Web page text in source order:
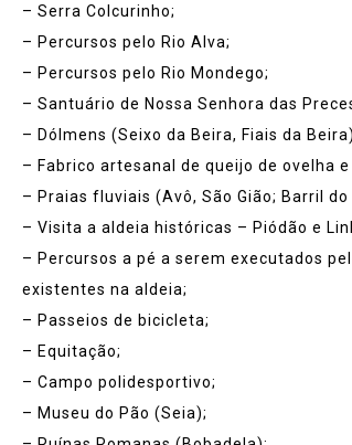
– Serra Colcurinho;
– Percursos pelo Rio Alva;
– Percursos pelo Rio Mondego;
– Santuário de Nossa Senhora das
– Dólmens (Seixo da Beira, Fiais da
– Fabrico artesanal de queijo de ovelha
– Praias fluviais (Avô, São Gião; Barril
– Visita a aldeia históricas – Piódão e
– Percursos a pé a serem executados
existentes na aldeia;
– Passeios de bicicleta;
– Equitação;
– Campo polidesportivo;
– Museu do Pão (Seia);